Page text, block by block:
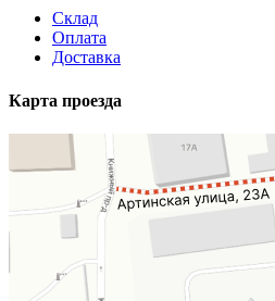
Склад
Оплата
Доставка
Карта проезда